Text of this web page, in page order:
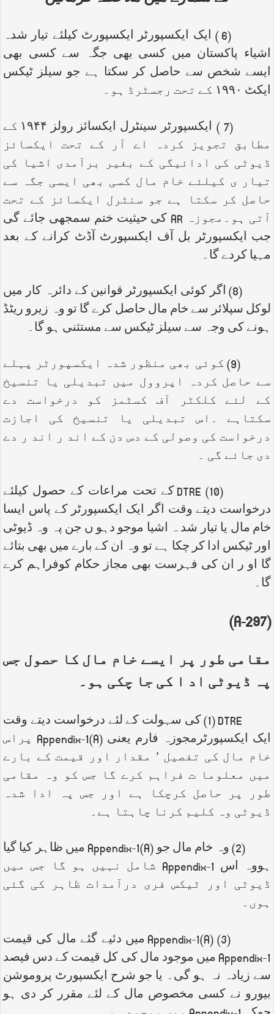
(6 ) ایک ایکسپورٹر ایکسپورٹ کیلئے تیار شدہ
اشیاء پاکستان میں کسی بھی جگہ سے کسی بھی
ایسے شخص سے حاصل کر سکتا ہے جو سیلز ٹیکس
ایکٹ ۱۹۹۰ کے تحت رجسٹرڈ ہو۔
(7 ) ایکسپورٹر سینٹرل ایکسائز رولز ۱۹۴۴ کے
مطابق تجویز کردہ اے آر کے تحت ایکسائز
ڈیوٹی کی ادائیگی کے بغیر برآمدی اشیا کی
تیار ی کیلئے خام مال کسی بھی ایسی جگہ سے
حاصل کر سکتا ہے جو سنٹرل ایکسائز کے تحت
آتی ہو۔مجوزہ AR کی حیثیت ختم سمجھی جائے گی
جب ایکسپورٹر بل آف ایکسپورٹ آڈٹ کرانے کے بعد
مہیا کردے گا۔
(8) اگر کوئی ایکسپورٹر قوانین کے دائرہ کار میں
لوکل سپلائر سے خام مال حاصل کرے گا تو وہ زیرو ریٹڈ
ہونے کی وجہ سے سیلز ٹیکس سے مستثنی ہو گا۔
(9) کوئی بھی منظور شدہ ایکسپورٹر پہلے
سے حاصل کردہ اپروول میں تبدیلی یا تنسیخ
کے لئے کلکٹر آف کسٹمز کو درخواست دے
سکتاہے ۔اس تبدیلی یا تنسیخ کی اجازت
درخواست کی وصولی کے دس دن کے اند ر اند ر دے
دی جائے گی ۔
(10)
DTRE کے تحت مراعات کے حصول کیلئے
درخواست دیتے وقت اگر ایک ایکسپورٹر کے پاس ایسا
خام مال یا تیار شد ہ اشیا موجو دہو ں جن پہ وہ ڈیوٹی
اور ٹیکس ادا کر چکا ہے تو وہ ان کے بارے میں بھی بتائے
گا او ر ان کی فہرست بھی مجاز حکام کوفراہم کرے
گا۔
(297-
A
)
مقامی طور پر ایسے خام مال کا حصول جس
پہ ڈیوٹی اد ا کی جا چکی ہو۔
DTRE
(1) کی سہولت کے لئے درخواست دیتے وقت
ایک ایکسپورٹرمجوزہ فارم یعنی Appendix-1(A) پراس
خام مال کی تفصیل ’ مقدار اور قیمت کے بارے
میں معلوما ت فراہم کرے گا جس کو وہ مقامی
طور پر حاصل کرچکا ہے اور جس پہ ادا شدہ
ڈیوٹی وہ کلیم کرنا چاہتا ہے۔
(2) وہ خام مال جو Appendix-1(A) میں ظاہر کیا گیا
ہووہ اس Appendix-1 شامل نہیں ہو گا جس میں
ڈیوٹی اور ٹیکس فری درآمدات ظاہر کی گئی
ہوں۔
(3)
Appendix-1(A) میں دئیے گئے مال کی قیمت
Appendix-1 میں موجود مال کی کل قیمت کے دس فیصد
سے زیادہ نہ ہو گی۔ یا جو شرح ایکسپورٹ پروموشن
بیورو نے کسی مخصوص مال کے لئے مقرر کر دی ہو